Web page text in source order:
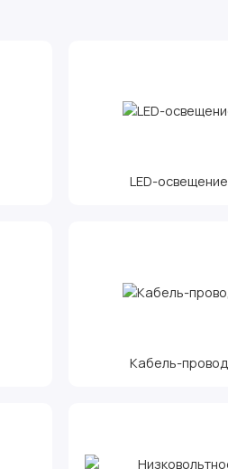
LED-освещение
Кабель-провод